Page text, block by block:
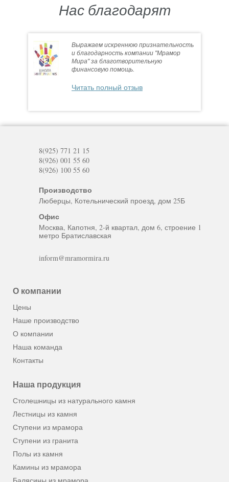
Нас благодарят
Выражаем искреннюю признательность
и благодарность компании "Мрамор
Мира" за благотворительную
финансовую помощь.
Читать полный отзыв
О компании
Цены
Наше производство
О компании
Наша команда
Контакты
Наша продукция
Столешницы из натурального камня
Лестницы из камня
Ступени из мрамора
Ступени из гранита
Полы из камня
Камины из мрамора
8(925) 771 21 15
8(926) 001 55 60
8(926) 100 55 60
Производство
Люберцы, Котельнический проезд, дом 25Б
Офис
Москва, Капотня, 2-й квартал, дом 6, строение 1
метро Братиславская
inform@mramormira.ru